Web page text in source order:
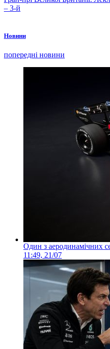
– 3-й
Новини
попередні новини
Один з аеродинамічних
11:49, 21/07